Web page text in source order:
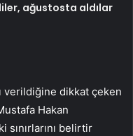
ağustosta aldılar
verildiğine dikkat çeken
Hakan
sınırlarını belirtir